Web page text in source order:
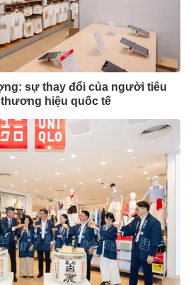
sự thay đổi của người tiêu
hiệu quốc tế